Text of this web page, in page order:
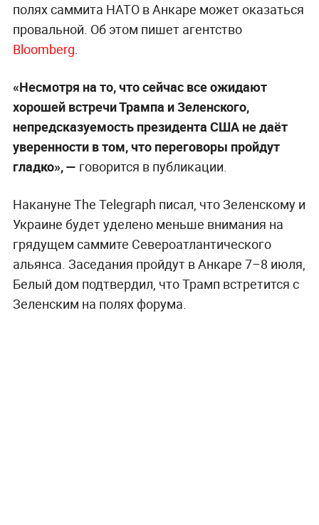
полях саммита НАТО в Анкаре может оказаться
провальной. Об этом пишет агентство
Bloomberg.
«Несмотря на то, что сейчас все ожидают
хорошей встречи Трампа и Зеленского,
непредсказуемость президента США не даёт
уверенности в том, что переговоры пройдут
гладко», — говорится в публикации.
Накануне The Telegraph писал, что Зеленскому и
Украине будет уделено меньше внимания на
грядущем саммите Североатлантического
альянса. Заседания пройдут в Анкаре 7–8 июля,
Белый дом подтвердил, что Трамп встретится с
Зеленским на полях форума.